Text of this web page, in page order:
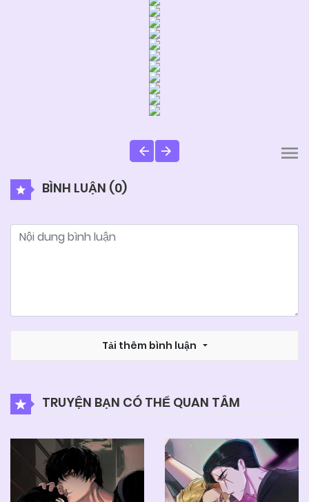
BÌNH LUẬN (0)
Tải thêm bình luận
TRUYỆN BẠN CÓ THỂ QUAN TÂM